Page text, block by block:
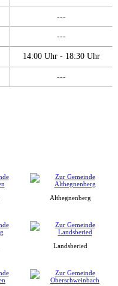
---
---
14:00 Uhr - 18:30 Uhr
---
Althegnenberg
Landsberied